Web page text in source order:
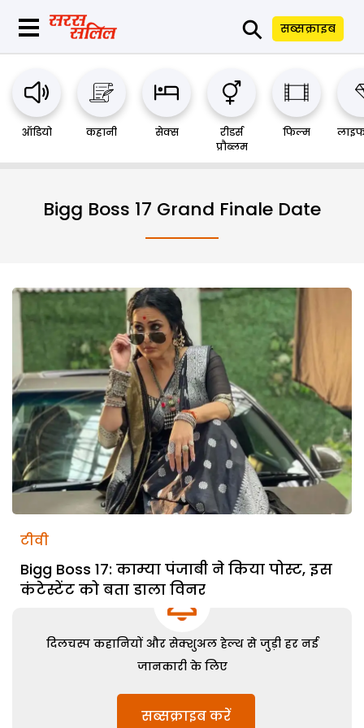
⚲ सब्सक्राइब
ऑडियो कहानी सेक्स
रीडर्स
प्रौब्लम
फिल्म
Bigg Boss 17 Grand Finale Date
टीवी
Bigg Boss 17: काम्या पंजाबी ने किया पोस्ट, इस
कंटेस्टेंट को बता डाला विनर
दिलचस्प कहानियों और सेक्शुअल हेल्थ से जुड़ी हर नई
जानकारी के लिए
सब्सक्राइब करें